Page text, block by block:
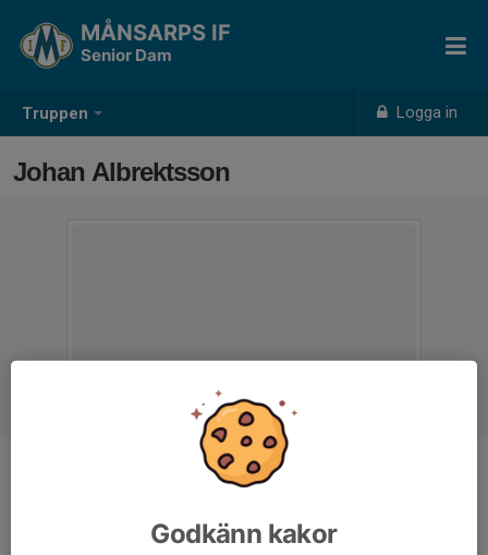
Truppen Logga in
MÅNSARPS IF
Senior Dam
Johan Albrektsson
Ledare
Godkänn kakor